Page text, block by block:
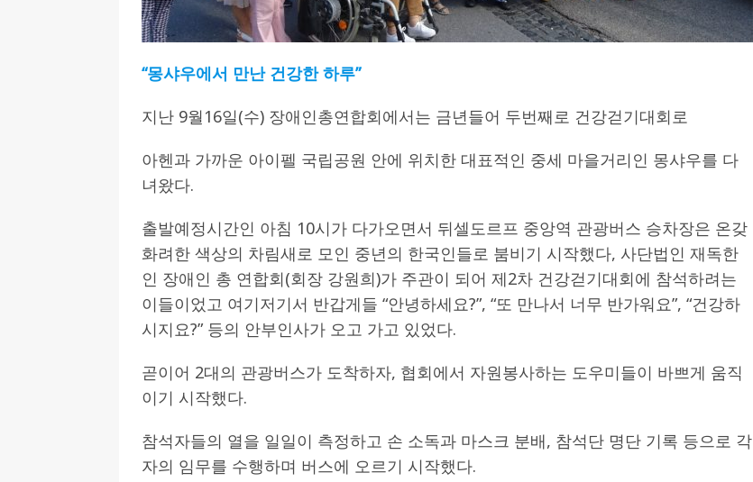
“몽샤우에서 만난 건강한 하루”
지난 9월16일(수) 장애인총연합회에서는 금년들어 두번째로 건강걷기대회로
아헨과 가까운 아이펠 국립공원 안에 위치한 대표적인 중세 마을거리인 몽샤우를 다
녀왔다.
출발예정시간인 아침 10시가 다가오면서 뒤셀도르프 중앙역 관광버스 승차장은 온갖
화려한 색상의 차림새로 모인 중년의 한국인들로 붐비기 시작했다, 사단법인 재독한
인 장애인 총 연합회(회장 강원희)가 주관이 되어 제2차 건강걷기대회에 참석하려는
이들이었고 여기저기서 반갑게들 “안녕하세요?”, “또 만나서 너무 반가워요”, “건강하
시지요?” 등의 안부인사가 오고 가고 있었다.
곧이어 2대의 관광버스가 도착하자, 협회에서 자원봉사하는 도우미들이 바쁘게 움직
이기 시작했다.
참석자들의 열을 일일이 측정하고 손 소독과 마스크 분배, 참석단 명단 기록 등으로 각
자의 임무를 수행하며 버스에 오르기 시작했다.